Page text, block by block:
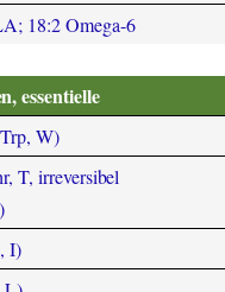
18:2 Omega-6
essentielle
W)
T, irreversibel
I)